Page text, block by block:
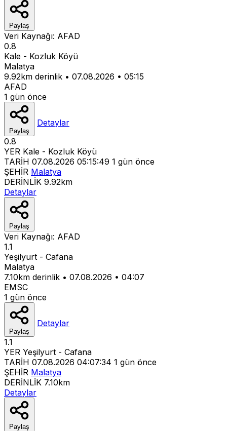
Paylaş
Veri Kaynağı: AFAD
0.8
Kale - Kozluk Köyü
Malatya
9.92km derinlik • 07.08.2026 • 05:15
AFAD
1 gün önce
Paylaş
Detaylar
0.8
YER Kale - Kozluk Köyü
TARİH 07.08.2026 05:15:49 1 gün önce
ŞEHİR Malatya
DERİNLİK 9.92km
Detaylar
Paylaş
Veri Kaynağı: AFAD
1.1
Yeşilyurt - Cafana
Malatya
7.10km derinlik • 07.08.2026 • 04:07
EMSC
1 gün önce
Paylaş
Detaylar
1.1
YER Yeşilyurt - Cafana
TARİH 07.08.2026 04:07:34 1 gün önce
ŞEHİR Malatya
DERİNLİK 7.10km
Detaylar
Paylaş